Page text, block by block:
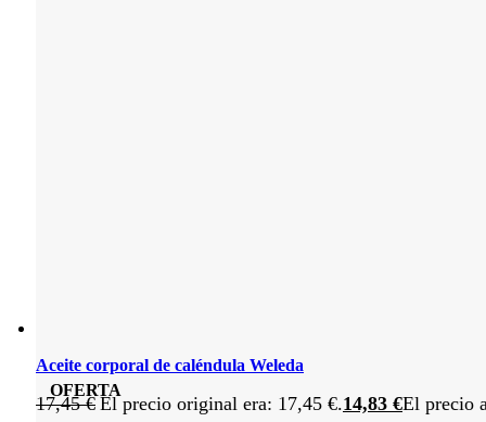
OFERTA
Aceite corporal de caléndula Weleda
17,45€ El precio original era: 17,45 €.14,83 €El precio